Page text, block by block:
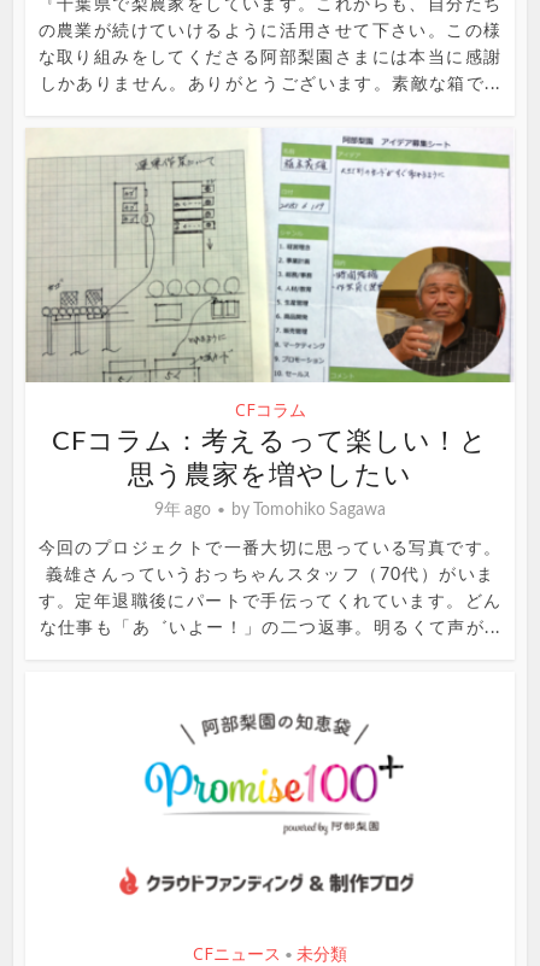
『千葉県で梨農家をしています。これからも、自分たち
の農業が続けていけるように活用させて下さい。この様
な取り組みをしてくださる阿部梨園さまには本当に感謝
しかありません。ありがとうございます。素敵な箱で...
CFコラム
CFコラム：考えるって楽しい！と
思う農家を増やしたい
9年 ago by Tomohiko Sagawa
今回のプロジェクトで一番大切に思っている写真です。
義雄さんっていうおっちゃんスタッフ（70代）がいま
す。定年退職後にパートで手伝ってくれています。どん
な仕事も「あ゛いよー！」の二つ返事。明るくて声が...
CFニュース • 未分類